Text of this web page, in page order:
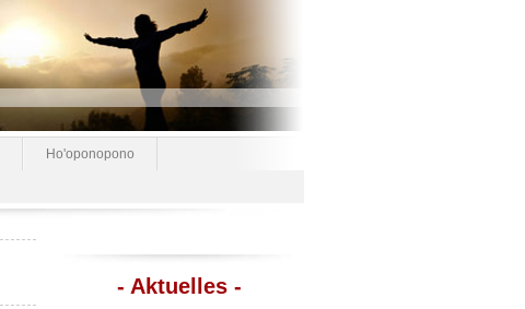
Ho'oponopono
- Aktuelles -